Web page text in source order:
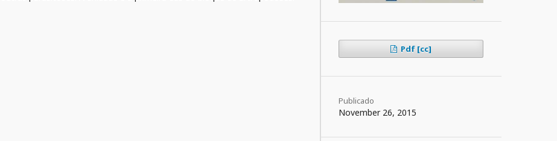
Pdf [cc]
Publicado
November 26, 2015